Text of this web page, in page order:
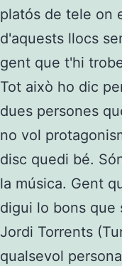
platós de tele on
d'aquests llocs
gent que t'hi
Tot això ho dic
dues persones
no vol
disc quedi bé.
la música. Gent
digui lo bons que
Jordi Torrents
qualsevol